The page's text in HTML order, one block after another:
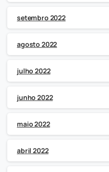
setembro 2022
agosto 2022
julho 2022
junho 2022
maio 2022
abril 2022